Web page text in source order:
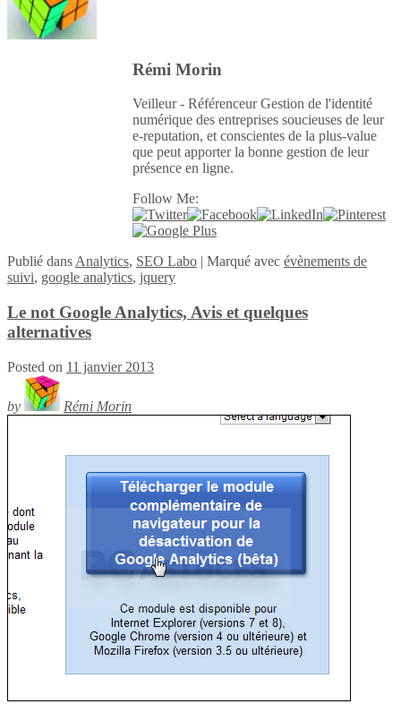
Rémi Morin
Veilleur - Référenceur Gestion de l'identité
numérique des entreprises soucieuses de leur
e-reputation, et conscientes de la plus-value
que peut apporter la bonne gestion de leur
présence en ligne.
Follow Me:
Publié dans Analytics, SEO Labo | Marqué avec évènements de
suivi, google analytics, jquery
Le not Google Analytics, Avis et quelques
alternatives
Posted on 11 janvier 2013
by Rémi Morin